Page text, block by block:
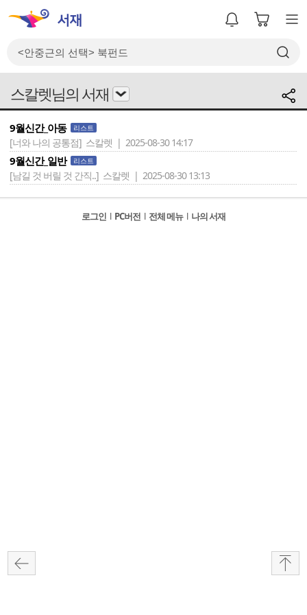
스칼렛님의 서재
9월신간_아동 리스트
[너와 나의 공통점] 스칼렛 | 2025-08-30 14:17
9월신간_일반 리스트
[남길 것 버릴 것 간직..] 스칼렛 | 2025-08-30 13:13
로그인 l PC버전 l 전체 메뉴 l 나의 서재